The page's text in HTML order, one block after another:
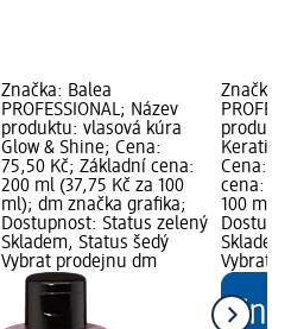
Značka: Balea
PROFESSIONAL; Název
produktu: vlasová kúra
Glow & Shine; Cena:
75,50 Kč; Základní cena:
200 ml (37,75 Kč za 100
ml); dm značka grafika;
Dostupnost: Status zelený
Skladem, Status šedý
Vybrat prodejnu dm
Značka:
Keratin
Cena:
cena:
100 ml);
Vybrat